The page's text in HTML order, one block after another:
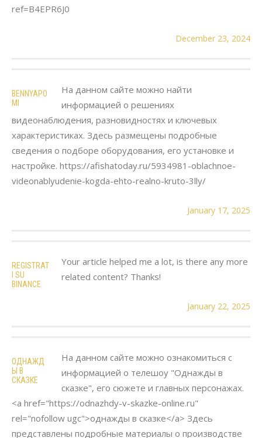
ref=B4EPR6J0
December 23, 2024
BENNYAPO
MI
На данном сайте можно найти
информацией о решениях
видеонаблюдения, разновидностях и ключевых
характеристиках. Здесь размещены подробные
сведения о подборе оборудования, его установке и
настройке. https://afishatoday.ru/5934981-oblachnoe-
videonablyudenie-kogda-ehto-realno-kruto-3lly/
January 17, 2025
REGISTRAT
I SU
BINANCE
Your article helped me a lot, is there any more
related content? Thanks!
January 22, 2025
ОДНАЖД
Ы В
СКАЗКЕ
На данном сайте можно ознакомиться с
информацией о телешоу "Однажды в
сказке", его сюжете и главных персонажах.
<a href="https://odnazhdy-v-skazke-online.ru"
rel="nofollow ugc">однажды в сказке</a> Здесь
представлены подробные материалы о производстве